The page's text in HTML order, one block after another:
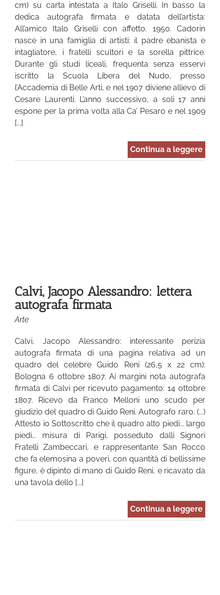
cm) su carta intestata a Italo Griselli. In basso la
dedica autografa firmata e datata dell’artista:
All’amico Italo Griselli con affetto. 1950. Cadorin
nasce in una famiglia di artisti: il padre ebanista e
intagliatore, i fratelli scultori e la sorella pittrice.
Durante gli studi liceali, frequenta senza esservi
iscritto la Scuola Libera del Nudo, presso
l’Accademia di Belle Arti, e nel 1907 diviene allievo di
Cesare Laurenti. L’anno successivo, a soli 17 anni
espone per la prima volta alla Ca’ Pesaro e nel 1909
[...]
Continua a leggere
Calvi, Jacopo Alessandro: lettera
autografa firmata
Arte
Calvi, Jacopo Alessandro: interessante perizia
autografa firmata di una pagina relativa ad un
quadro del celebre Guido Reni (26,5 x 22 cm):
Bologna 6 ottobre 1807. Ai margini nota autografa
firmata di Calvi per ricevuto pagamento: 14 ottobre
1807. Ricevo da Franco Melloni uno scudo per
giudizio del quadro di Guido Reni. Autografo raro. (...)
Attesto io Sottoscritto che il quadro alto piedi... largo
piedi... misura di Parigi, posseduto dalli Signori
Fratelli Zambeccari, e rappresentante San Rocco
che fa elemosina a poveri, con quantità di bellissime
figure, è dipinto di mano di Guido Reni, e ricavato da
una tavola dello [...]
Continua a leggere